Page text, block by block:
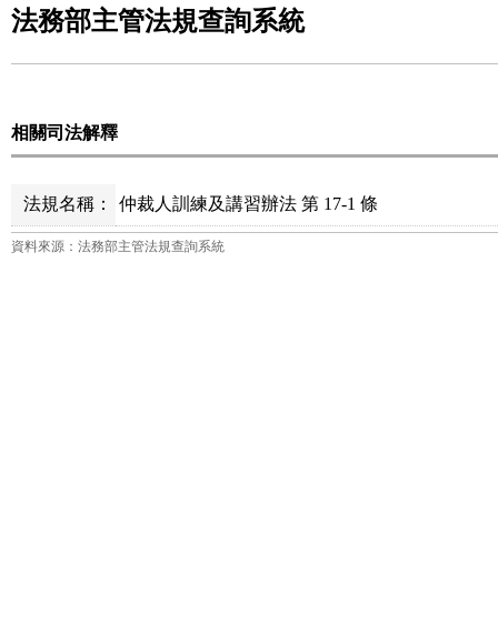
法務部主管法規查詢系統
相關司法解釋
法規名稱： 仲裁人訓練及講習辦法 第 17-1 條
資料來源：法務部主管法規查詢系統